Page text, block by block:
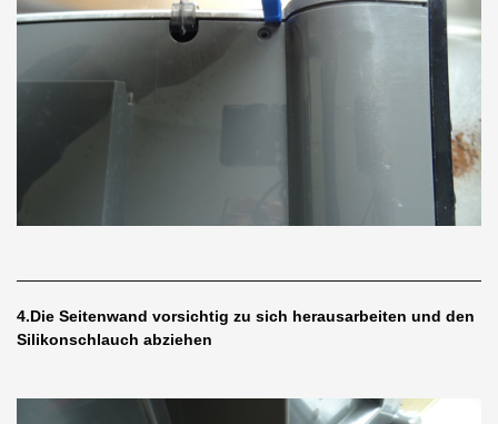
4.Die Seitenwand vorsichtig zu sich herausarbeiten und den
Silikonschlauch abziehen